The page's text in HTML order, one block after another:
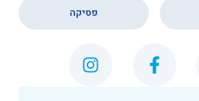
פסיקה